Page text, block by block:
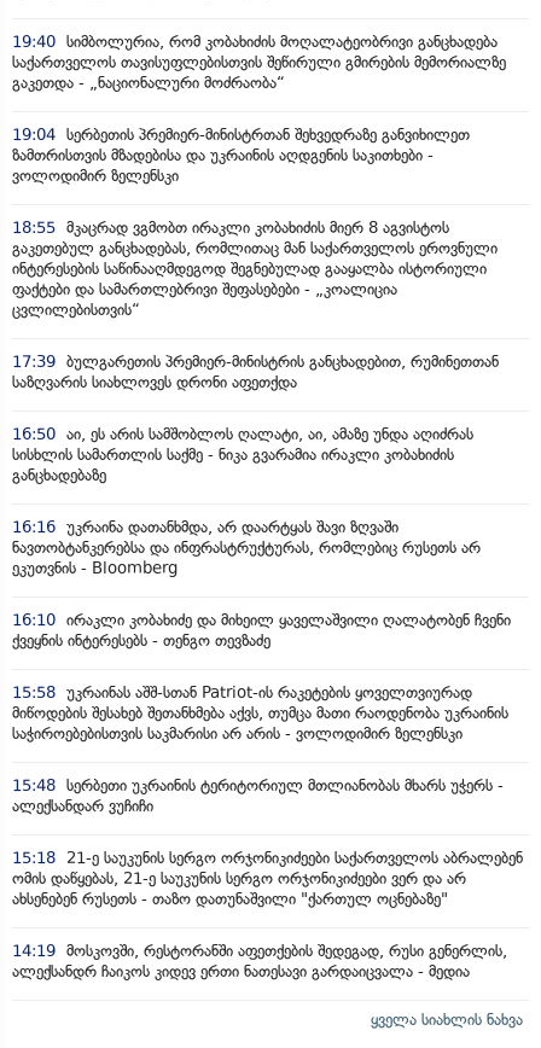
19:40 სიმბოლურია, რომ კობახიძის მოღალატეობრივი განცხადება
საქართველოს თავისუფლებისთვის შეწირული გმირების მემორიალზე
გაკეთდა - „ნაციონალური მოძრაობა“
19:04 სერბეთის პრემიერ-მინისტრთან შეხვედრაზე განვიხილეთ
ზამთრისთვის მზადებისა და უკრაინის აღდგენის საკითხები -
ვოლოდიმირ ზელენსკი
18:55 მკაცრად ვგმობთ ირაკლი კობახიძის მიერ 8 აგვისტოს
გაკეთებულ განცხადებას, რომლითაც მან საქართველოს ეროვნული
ინტერესების საწინააღმდეგოდ შეგნებულად გააყალბა ისტორიული
ფაქტები და სამართლებრივი შეფასებები - „კოალიცია
ცვლილებისთვის“
17:39 ბულგარეთის პრემიერ-მინისტრის განცხადებით, რუმინეთთან
საზღვარის სიახლოვეს დრონი აფეთქდა
16:50 აი, ეს არის სამშობლოს ღალატი, აი, ამაზე უნდა აღიძრას
სისხლის სამართლის საქმე - ნიკა გვარამია ირაკლი კობახიძის
განცხადებაზე
16:16 უკრაინა დათანხმდა, არ დაარტყას შავი ზღვაში
ნავთობტანკერებსა და ინფრასტრუქტურას, რომლებიც რუსეთს არ
ეკუთვნის - Bloomberg
16:10 ირაკლი კობახიძე და მიხეილ ყაველაშვილი ღალატობენ ჩვენი
ქვეყნის ინტერესებს - თენგო თევზაძე
15:58 უკრაინას აშშ-სთან Patriot-ის რაკეტების ყოველთვიურად
მიწოდების შესახებ შეთანხმება აქვს, თუმცა მათი რაოდენობა უკრაინის
საჭიროებებისთვის საკმარისი არ არის - ვოლოდიმირ ზელენსკი
15:48 სერბეთი უკრაინის ტერიტორიულ მთლიანობას მხარს უჭერს -
ალექსანდარ ვუჩიჩი
15:18
21-ე საუკუნის სერგო ორჯონიკიძეები საქართველოს აბრალებენ
ომის დაწყებას, 21-ე საუკუნის სერგო ორჯონიკიძეები ვერ და არ
ახსენებენ რუსეთს - თაზო დათუნაშვილი "ქართულ ოცნებაზე"
14:19 მოსკოვში, რესტორანში აფეთქების შედეგად, რუსი გენერლის,
ალექსანდრ ჩაიკოს კიდევ ერთი ნათესავი გარდაიცვალა - მედია
ყველა სიახლის ნახვა